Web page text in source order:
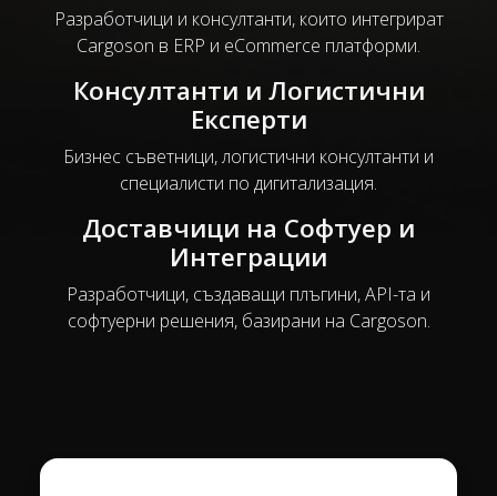
Разработчици и консултанти, които интегрират
Cargoson в ERP и eCommerce платформи.
Консултанти и Логистични
Експерти
Бизнес съветници, логистични консултанти и
специалисти по дигитализация.
Доставчици на Софтуер и
Интеграции
Разработчици, създаващи плъгини, API-та и
софтуерни решения, базирани на Cargoson.